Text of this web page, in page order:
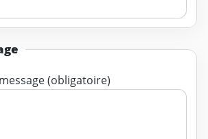
Texte de votre message (obligatoire)